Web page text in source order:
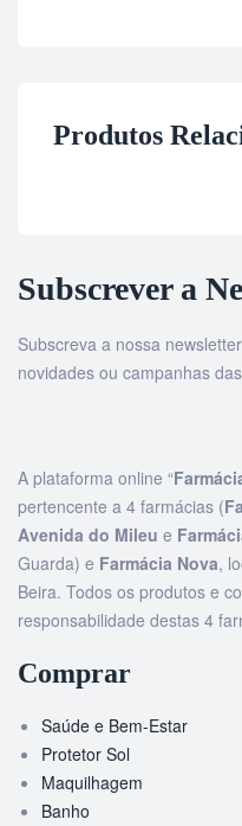
Produtos
Subscrever a
Subscreva a nossa
novidades ou campanhas
A plataforma online “
pertencente a 4 farmácias (
Avenida do Mileu e
Guarda) e Farmácia Nova,
Beira. Todos os produtos e
responsabilidade destas 4
Comprar
Saúde e Bem-Estar
Protetor Sol
Maquilhagem
Banho